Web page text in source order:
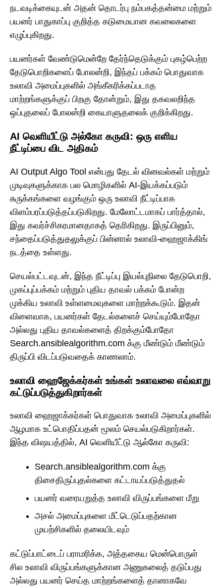
நடவடிக்கையுடன் அதன் தொடர்பு நம்பகத்தன்மை மற்றும்
பயனர் பாதுகாப்பு குறித்த கடுமையான கவலைகளை
எழுப்புகிறது.
பயனர்கள் வேண்டுமென்றே தேர்ந்தெடுக்கும் புகழ்பெற்ற
தேடுபொறிகளைப் போலன்றி, இந்தப் பக்கம் பொதுவாக
உலாவி அமைப்புகளில் அங்கீகரிக்கப்படாத
மாற்றங்களுக்குப் பிறகு தோன்றும், இது தகவலறிந்த
ஒப்புதலைப் போலன்றி கையாளுதலைக் குறிக்கிறது.
AI வெளியீட்டு அல்கோ கருவி: ஒரு எளிய
நீட்டிப்பை விட அதிகம்
AI Output Algo Tool என்பது தேடல் வினவல்கள் மற்றும்
முடிவுகளுக்காக பல மொழிகளில் AI-இயக்கப்படும்
சுருக்கங்களை வழங்கும் ஒரு உலாவி நீட்டிப்பாக
விளம்பரப்படுத்தப்படுகிறது. மேலோட்டமாகப் பார்த்தால்,
இது கவர்ச்சிகரமானதாகத் தெரிகிறது. இருப்பினும்,
சந்தைப்படுத்துதலுக்குப் பின்னால் உலாவி-ஹைஜாக்கிங்
நடத்தை உள்ளது.
செயல்பட்டவுடன், இந்த நீட்டிப்பு இயல்புநிலை தேடுபொறி,
முகப்புப்பக்கம் மற்றும் புதிய தாவல் பக்கம் போன்ற
முக்கிய உலாவி உள்ளமைவுகளை மாற்றக்கூடும். இதன்
விளைவாக, பயனர்கள் தேடல்களைச் செய்யும்போதோ
அல்லது புதிய தாவல்களைத் திறக்கும்போதோ
Search.ansiblealgorithm.com க்கு மீண்டும் மீண்டும்
திருப்பி விடப்படுவதைக் காணலாம்.
உலாவி ஹைஜேக்கர்கள் உங்கள் உலாவலை எவ்வாறு
கட்டுப்படுத்துகிறார்கள்
உலாவி ஹைஜாக்கர்கள் பொதுவாக உலாவி அமைப்புகளில்
ஆழமாக உட்பொதிப்பதன் மூலம் செயல்படுகிறார்கள்.
இந்த விஷயத்தில், AI வெளியீட்டு ஆல்கோ கருவி:
Search.ansiblealgorithm.com க்கு
திசைதிருப்புதல்களை கட்டாயப்படுத்துதல்
பயனர் வரையறுத்த உலாவி விருப்பங்களை மீறு
அசல் அமைப்புகளை மீட்டெடுப்பதற்கான
முயற்சிகளில் தலையிடவும்
கட்டுப்பாட்டைப் பராமரிக்க, அத்தகைய மென்பொருள்
சில உலாவி விருப்பங்களுக்கான அணுகலைத் தடுப்பது
அல்லது பயனர் செய்த மாற்றங்களைத் தானாகவே